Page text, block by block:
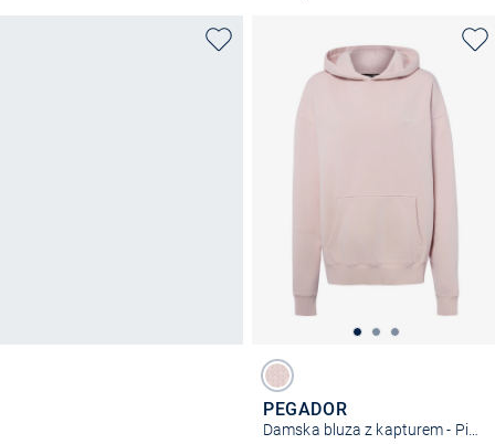
PEGADOR
Damska bluza z kapturem - Pike